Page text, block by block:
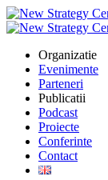
Organizatie
Evenimente
Parteneri
Publicatii
Podcast
Proiecte
Conferinte
Contact